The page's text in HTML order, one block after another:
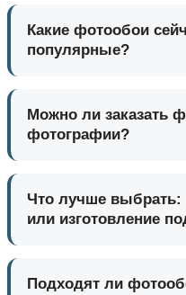
Какие фотообои
популярные?
Можно ли заказать
фотографии?
Что лучше
или изготовление
Подходят ли